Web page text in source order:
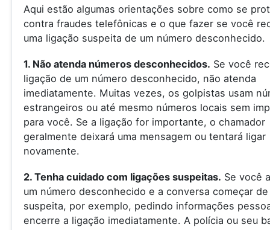
Aqui estão algumas orientações sobre como se
contra fraudes telefônicas e o que fazer se você
uma ligação suspeita de um número desconhecido.
1. Não atenda números desconhecidos. Se você
ligação de um número desconhecido, não atenda
imediatamente. Muitas vezes, os golpistas usam
estrangeiros ou até mesmo números locais sem
para você. Se a ligação for importante, o chamador
geralmente deixará uma mensagem ou tentará ligar
novamente.
2. Tenha cuidado com ligações suspeitas. Se você
um número desconhecido e a conversa começar
suspeita, por exemplo, pedindo informações
encerre a ligação imediatamente. A polícia ou seu